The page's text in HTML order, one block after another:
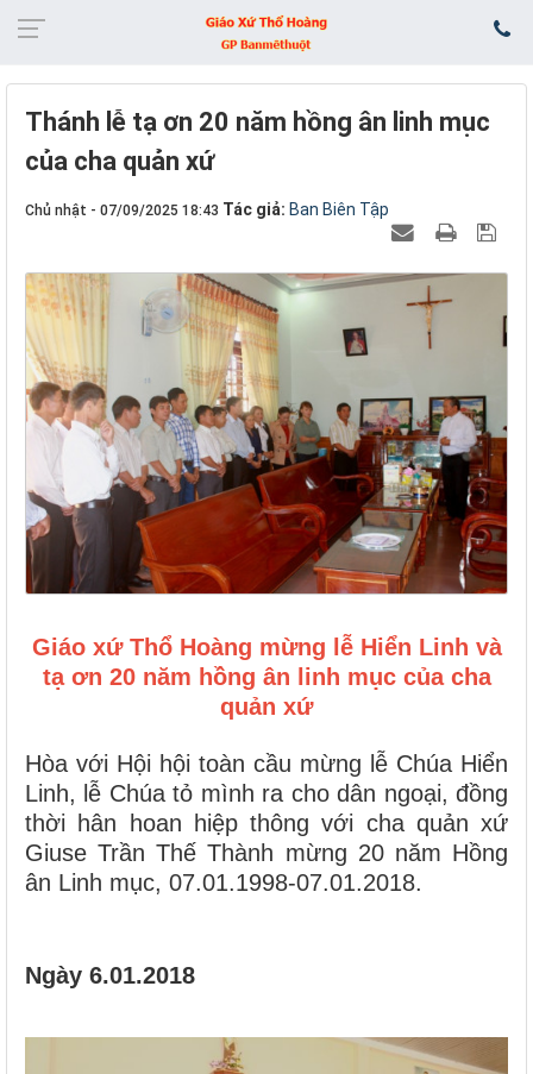
Thánh lễ tạ ơn 20 năm hồng ân linh mục
của cha quản xứ
Chủ nhật - 07/09/2025 18:43 Tác giả: Ban Biên Tập
Giáo xứ Thổ Hoàng mừng lễ Hiển Linh và
tạ ơn 20 năm hồng ân linh mục của cha
quản xứ
Hòa với Hội hội toàn cầu mừng lễ Chúa Hiển
Linh, lễ Chúa tỏ mình ra cho dân ngoại, đồng
thời hân hoan hiệp thông với cha quản xứ
Giuse Trần Thế Thành mừng 20 năm Hồng
ân Linh mục, 07.01.1998-07.01.2018.
Ngày 6.01.2018